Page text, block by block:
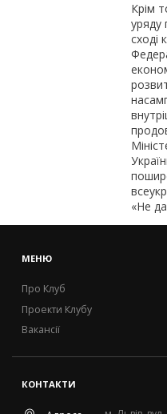
Крім
уряду
сході
«Не
МЕНЮ
Про Клуб
Проекти Клубу
Вакансії
КОНТАКТИ